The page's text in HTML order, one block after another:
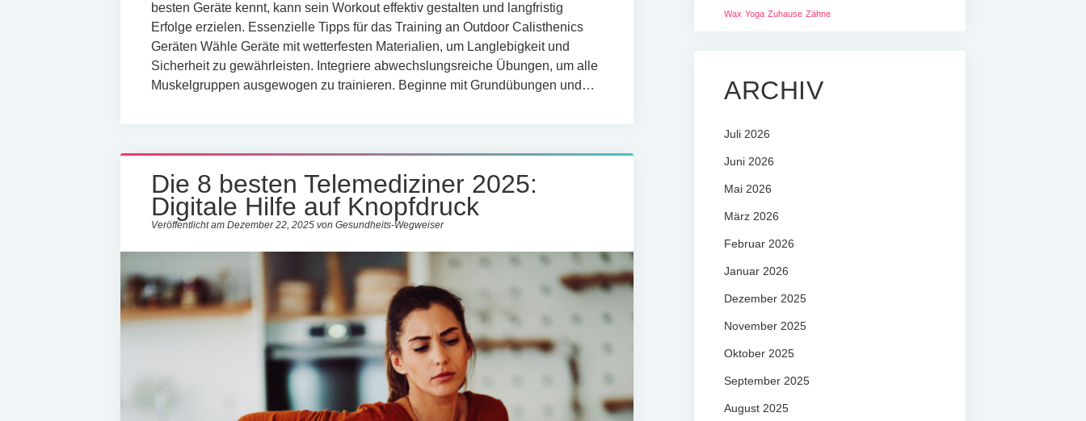
besten Geräte kennt, kann sein Workout effektiv gestalten und langfristig
Erfolge erzielen. Essenzielle Tipps für das Training an Outdoor Calisthenics
Geräten Wähle Geräte mit wetterfesten Materialien, um Langlebigkeit und
Sicherheit zu gewährleisten. Integriere abwechslungsreiche Übungen, um alle
Muskelgruppen ausgewogen zu trainieren. Beginne mit Grundübungen und…
Die 8 besten Telemediziner 2025:
Digitale Hilfe auf Knopfdruck
Veröffentlicht am Dezember 22, 2025 von Gesundheits-Wegweiser
Wax Yoga Zuhause Zähne
ARCHIV
Juli 2026
Juni 2026
Mai 2026
März 2026
Februar 2026
Januar 2026
Dezember 2025
November 2025
Oktober 2025
September 2025
August 2025